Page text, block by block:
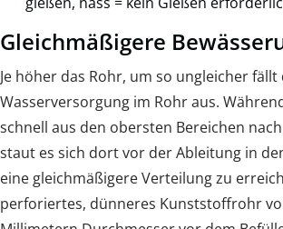
Gleichmäßigere
Je höher das Rohr, um so ungleicher fällt
Wasserversorgung im Rohr aus.
schnell aus den obersten Bereichen
staut es sich dort vor der Ableitung in
eine gleichmäßigere Verteilung zu
perforiertes, dünneres Kunststoffrohr